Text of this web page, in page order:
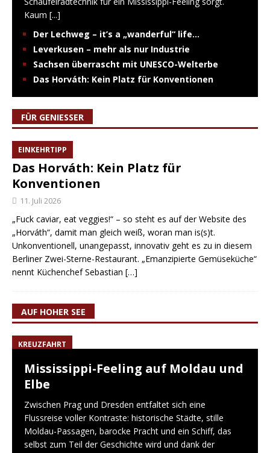
Kaum [...]
Der Lechweg – it’s a „wanderful“ life…
Leverkusen – mehr als nur Industrie
Sachsen überrascht mit UNESCO-Welterbe
Das Horváth: Kein Platz für Konventionen
FÜR GENIESSER
EINKEHRTIPP
Das Horváth: Kein Platz für
Konventionen
11. Juli 2026
„Fuck caviar, eat veggies!“ – so steht es auf der Website des
„Horváth“, damit man gleich weiß, woran man is(s)t.
Unkonventionell, unangepasst, innovativ geht es zu in diesem
Berliner Zwei-Sterne-Restaurant. „Emanzipierte Gemüseküche“
nennt Küchenchef Sebastian […]
AUF HOHER SEE
KREUZFAHRT
Mississippi-Feeling auf Moldau und
Elbe
Zwischen Prag und Dresden entfaltet sich eine
Flussreise voller Kontraste: historische Städte, stille
Moldau-Passagen, barocke Pracht und ein Schiff, das
selbst zum Teil der Geschichte wird und dank der